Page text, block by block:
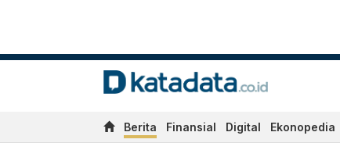
Berita Finansial Digital Ekonopedia